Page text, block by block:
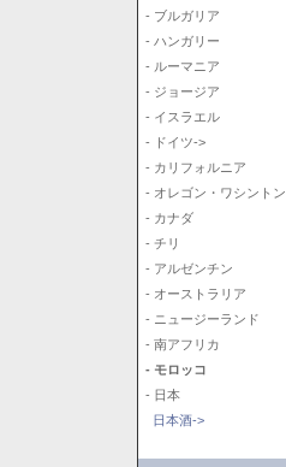
- ブルガリア
- ハンガリー
- ルーマニア
- ジョージア
- イスラエル
- ドイツ->
- カリフォルニア
- オレゴン・ワシントン
- カナダ
- チリ
- アルゼンチン
- オーストラリア
- ニュージーランド
- 南アフリカ
- モロッコ
- 日本
日本酒->